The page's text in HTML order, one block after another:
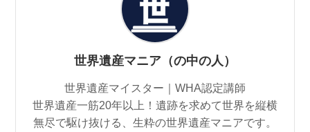
世界遺産マニア（の中の人）
世界遺産マイスター｜WHA認定講師
世界遺産一筋20年以上！遺跡を求めて世界を縦横
無尽で駆け抜ける、生粋の世界遺産マニアです。